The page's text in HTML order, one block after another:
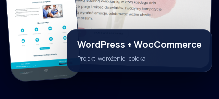
WordPress + WooCommerce
Projekt, wdrożenie i opieka